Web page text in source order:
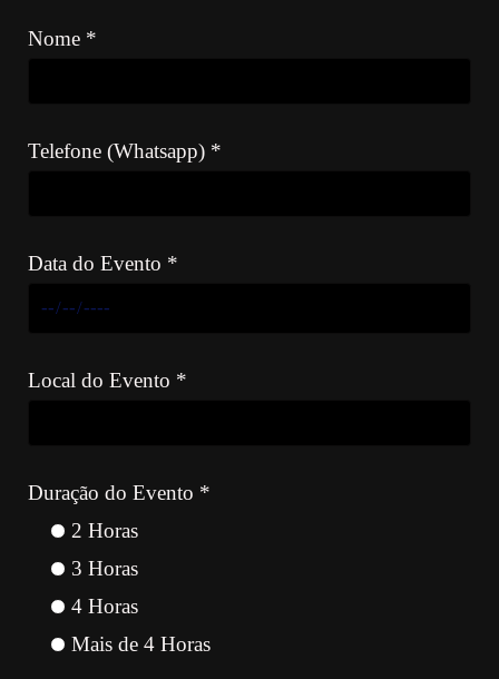
Nome *
Telefone (Whatsapp) *
Data do Evento *
Local do Evento *
Duração do Evento *
2 Horas
3 Horas
4 Horas
Mais de 4 Horas